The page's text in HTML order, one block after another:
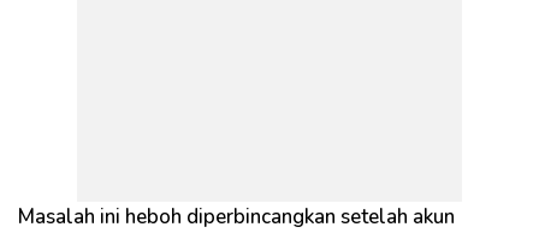
Masalah ini heboh diperbincangkan setelah akun